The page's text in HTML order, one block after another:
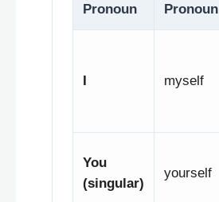
Pronoun
Pronoun
I myself
You
(singular)
yourself